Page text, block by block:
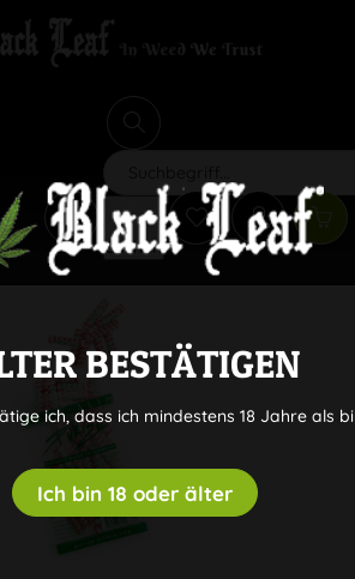
Suchen
BESTÄTIGEN
ich, dass ich mindestens 18 Jahre als
Ich bin 18 oder älter